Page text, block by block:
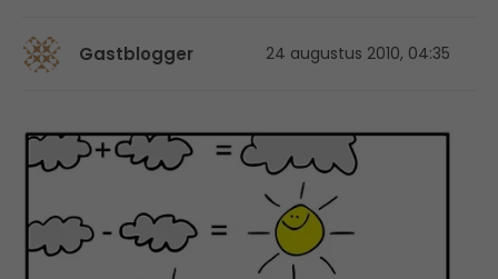
Gastblogger 24 augustus 2010, 04:35